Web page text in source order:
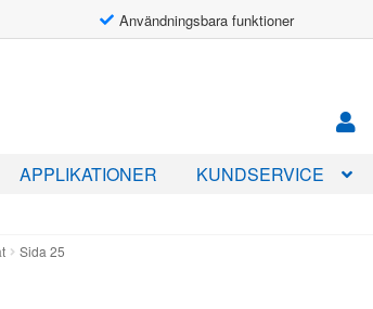
Användningsbara funktioner
APPLIKATIONER
KUNDSERVICE
Sida 25